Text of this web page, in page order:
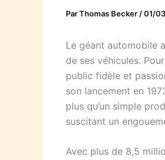
ParThomas Becker /01/
Le géant automobile
de ses véhicules.
public fidèle et
son lancement en
plus qu’un simple
suscitant un
Avec plus de 8,5